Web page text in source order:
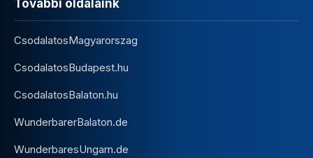
További oldalaink
CsodalatosMagyarorszag
CsodalatosBudapest.hu
CsodalatosBalaton.hu
WunderbarerBalaton.de
WunderbaresUngarn.de